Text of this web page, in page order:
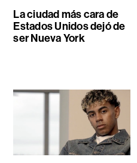
La ciudad más cara de
Estados Unidos dejó de
ser Nueva York